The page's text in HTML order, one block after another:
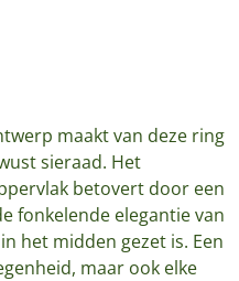
maakt van deze ring
sieraad. Het
betovert door een
fonkelende elegantie van
het midden gezet is. Een
maar ook elke